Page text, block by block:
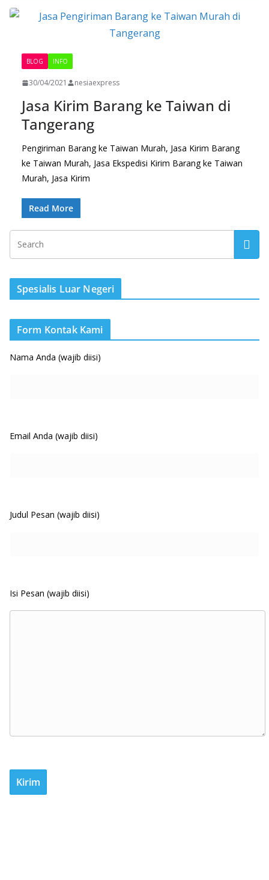
BLOG INFO
30/04/2021 nesiaexpress
Jasa Kirim Barang ke Taiwan di
Tangerang
Pengiriman Barang ke Taiwan Murah, Jasa Kirim Barang
ke Taiwan Murah, Jasa Ekspedisi Kirim Barang ke Taiwan
Murah, Jasa Kirim
Read More
Spesialis Luar Negeri
Form Kontak Kami
Nama Anda (wajib diisi)
Email Anda (wajib diisi)
Judul Pesan (wajib diisi)
Isi Pesan (wajib diisi)